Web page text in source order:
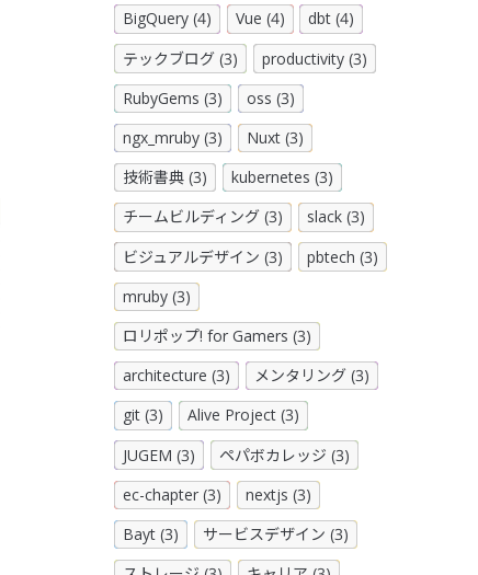
BigQuery (4)
Vue (4)
dbt (4)
テックブログ (3)
productivity (3)
RubyGems (3)
oss (3)
ngx_mruby (3)
Nuxt (3)
技術書典 (3)
kubernetes (3)
チームビルディング (3)
slack (3)
ビジュアルデザイン (3)
pbtech (3)
mruby (3)
ロリポップ! for Gamers (3)
architecture (3)
メンタリング (3)
git (3)
Alive Project (3)
JUGEM (3)
ペパボカレッジ (3)
ec-chapter (3)
nextjs (3)
Bayt (3)
サービスデザイン (3)